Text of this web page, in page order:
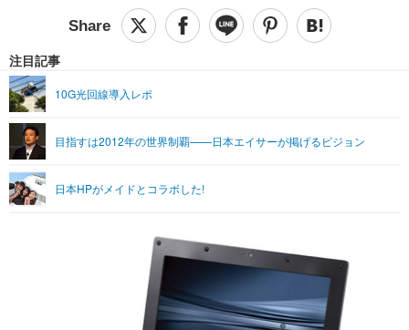
ショッピング その他
エンタメTOP 映画・ドラマ
グラビア ブログ
ショッピング
ライフTOP
リリース一覧
プッシュ通知の停止方法
注目記事
10G光回線導入レポ
目指すは2012年の世界制覇——日本エイサーが掲げるビジョン
日本HPがメイドとコラボした!